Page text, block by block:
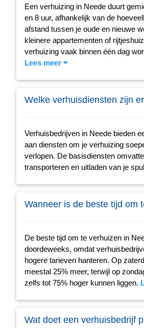
Een verhuizing in Neede duurt
en 8 uur, afhankelijk van de
afstand tussen je oude en nieuwe
kleinere appartementen of
verhuizing vaak binnen één dag
Lees meer
Welke verhuisdiensten zijn
Verhuisbedrijven in Neede bieden
aan diensten om je verhuizing
verlopen. De basisdiensten
transporteren en uitladen van je
Wanneer is de beste tijd om
De beste tijd om te verhuizen in
doordeweeks, omdat
hogere tarieven hanteren. Op
meestal 25% meer, terwijl op
zelfs tot 75% hoger kunnen liggen.
Wat doet een verhuisbedrijf